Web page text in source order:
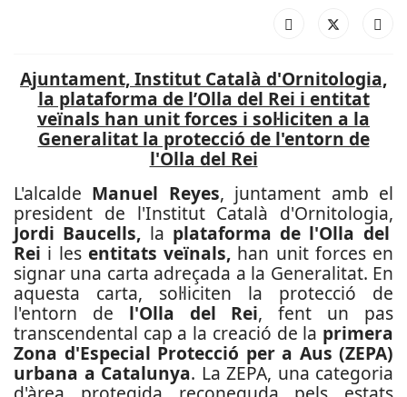
Ajuntament, Institut Català d'Ornitologia,
la plataforma de l’Olla del Rei i entitat
veïnals han unit forces i sol·liciten a la
Generalitat la protecció de l'entorn de
l'Olla del Rei
L'alcalde Manuel Reyes, juntament amb el
president de l'Institut Català d'Ornitologia,
Jordi Baucells, la plataforma de l'Olla del
Rei i les entitats veïnals, han unit forces en
signar una carta adreçada a la Generalitat. En
aquesta carta, sol·liciten la protecció de
l'entorn de l'Olla del Rei, fent un pas
transcendental cap a la creació de la primera
Zona d'Especial Protecció per a Aus (ZEPA)
urbana a Catalunya. La ZEPA, una categoria